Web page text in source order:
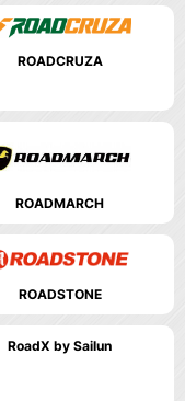
ROADCRUZA
ROADMARCH
ROADSTONE
RoadX by Sailun